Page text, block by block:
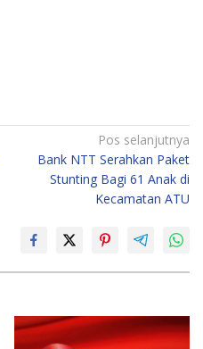
Pos selanjutnya
Bank NTT Serahkan Paket
Stunting Bagi 61 Anak di
Kecamatan ATU